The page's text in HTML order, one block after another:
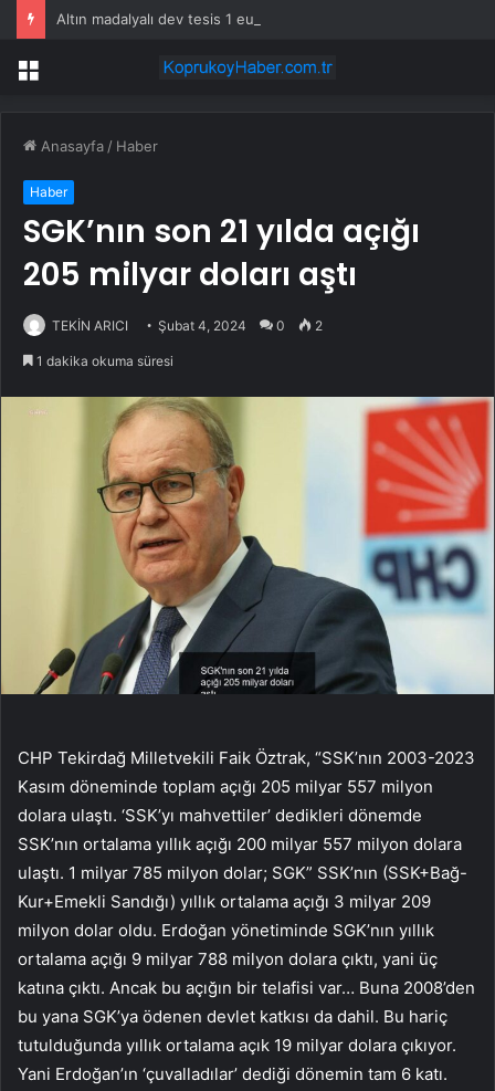
Menü
Anasayfa / Haber
Haber
SGK’nın son 21 yılda açığı
205 milyar doları aştı
TEKİN ARICI Şubat 4, 2024 0 2
1 dakika okuma süresi
CHP Tekirdağ Milletvekili Faik Öztrak, “SSK’nın 2003-2023
Kasım döneminde toplam açığı 205 milyar 557 milyon
dolara ulaştı. ‘SSK’yı mahvettiler’ dedikleri dönemde
SSK’nın ortalama yıllık açığı 200 milyar 557 milyon dolara
ulaştı. 1 milyar 785 milyon dolar; SGK” SSK’nın (SSK+Bağ-
Kur+Emekli Sandığı) yıllık ortalama açığı 3 milyar 209
milyon dolar oldu. Erdoğan yönetiminde SGK’nın yıllık
ortalama açığı 9 milyar 788 milyon dolara çıktı, yani üç
katına çıktı. Ancak bu açığın bir telafisi var… Buna 2008’den
bu yana SGK’ya ödenen devlet katkısı da dahil. Bu hariç
tutulduğunda yıllık ortalama açık 19 milyar dolara çıkıyor.
Yani Erdoğan’ın ‘çuvalladılar’ dediği dönemin tam 6 katı.